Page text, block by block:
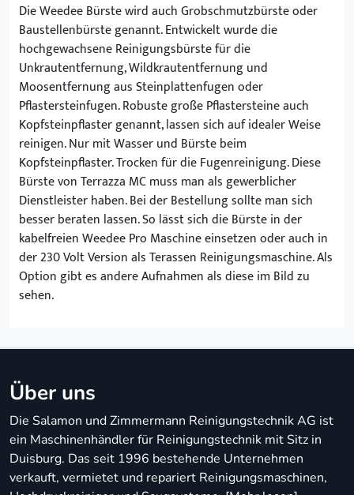
Die Weedee Bürste wird auch Grobschmutzbürste oder
Baustellenbürste genannt. Entwickelt wurde die
hochgewachsene Reinigungsbürste für die
Unkrautentfernung, Wildkrautentfernung und
Moosentfernung aus Steinplattenfugen oder
Pflastersteinfugen. Robuste große Pflastersteine auch
Kopfsteinpflaster genannt, lassen sich auf idealer Weise
reinigen. Nur mit Wasser und Bürste beim
Kopfsteinpflaster. Trocken für die Fugenreinigung. Diese
Bürste von Terrazza MC muss man als gewerblicher
Dienstleister haben. Bei der Bestellung sollte man sich
besser beraten lassen. So lässt sich die Bürste in der
kabelfreien Weedee Pro Maschine einsetzen oder auch in
der 230 Volt Version als Terassen Reinigungsmaschine. Als
Option gibt es andere Aufnahmen als diese im Bild zu
sehen.
Über uns
Die Salamon und Zimmermann Reinigungstechnik AG ist
ein Maschinenhändler für Reinigungstechnik mit Sitz in
Duisburg. Das seit 1996 bestehende Unternehmen
verkauft, vermietet und repariert Reinigungsmaschinen,